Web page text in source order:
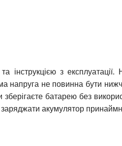
інструкцією з
напруга не повинна бути
батарею без
акумулятор